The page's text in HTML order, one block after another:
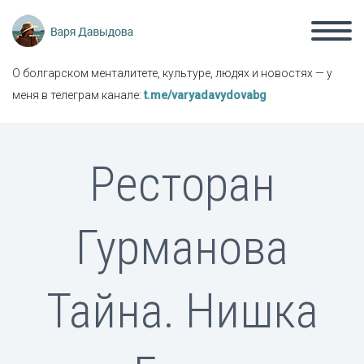
О болгарском менталитете, культуре, людях и новостях — у
меня в телеграм канале:t.me/varyadavydovabg
Ресторан
Гурманова
Тайна. Нишка